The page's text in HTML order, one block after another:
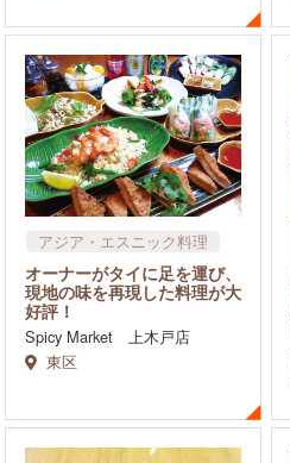
アジア・エスニック料理
オーナーがタイに足を運び、
現地の味を再現した料理が大
好評！
Spicy Market 上木戸店
東区